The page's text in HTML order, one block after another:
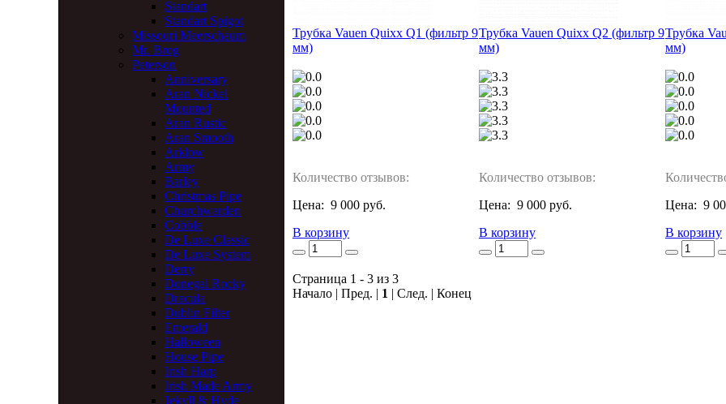
Standart
Standart Spigot
Missouri Meerschaum
Mr. Brog
Peterson
Anniversary
Aran Nickel
Mounted
Aran Rustic
Aran Smooth
Arklow
Army
Barley
Christmas Pipe
Churchwarden
Cobble
De Luxe Classic
De Luxe System
Derry
Donegal Rocky
Dracula
Dublin Filter
Emerald
Halloween
House Pipe
Irish Harp
Irish Made Army
Jekyll & Hyde
Трубка Vauen Quixx Q1 (фильтр 9
мм)
Количество отзывов:
Цена: 9 000 руб.
В корзину
Трубка Vauen Quixx Q2 (фильтр 9
мм)
Количество отзывов:
Цена: 9 000 руб.
В корзину
Трубка
мм)
Цена: 9
В корзину
Страница 1 - 3 из 3
Начало | Пред. | 1 | След. | Конец